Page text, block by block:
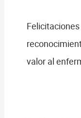
valor al